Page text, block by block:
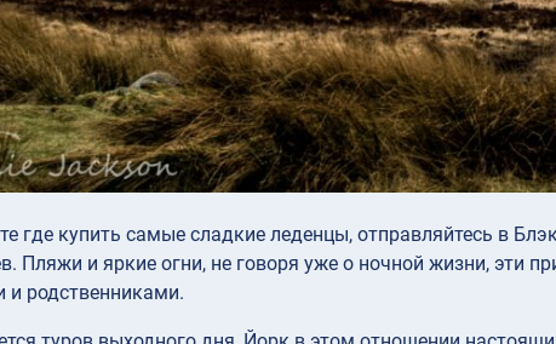
где купить самые сладкие леденцы, отправляйтесь в
Пляжи и яркие огни, не говоря уже о ночной жизни, эти
и родственниками.